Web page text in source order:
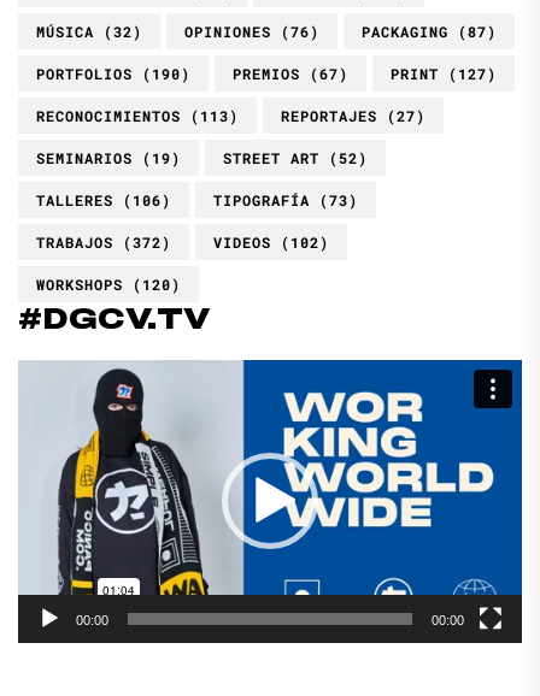
MÚSICA (32) OPINIONES (76) PACKAGING (87)
PORTFOLIOS (190) PREMIOS (67) PRINT (127)
RECONOCIMIENTOS (113) REPORTAJES (27)
SEMINARIOS (19) STREET ART (52)
TALLERES (106) TIPOGRAFÍA (73)
TRABAJOS (372) VIDEOS (102)
WORKSHOPS (120)
#DGCV.TV
Reproductor
00:00 00:00